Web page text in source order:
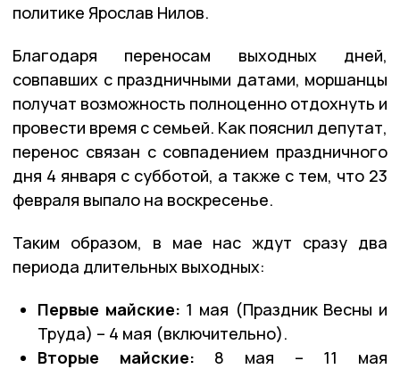
политике Ярослав Нилов.
Благодаря переносам выходных дней,
совпавших с праздничными датами, моршанцы
получат возможность полноценно отдохнуть и
провести время с семьей. Как пояснил депутат,
перенос связан с совпадением праздничного
дня 4 января с субботой, а также с тем, что 23
февраля выпало на воскресенье.
Таким образом, в мае нас ждут сразу два
периода длительных выходных:
Первые майские: 1 мая (Праздник Весны и
Труда) – 4 мая (включительно).
Вторые майские: 8 мая – 11 мая